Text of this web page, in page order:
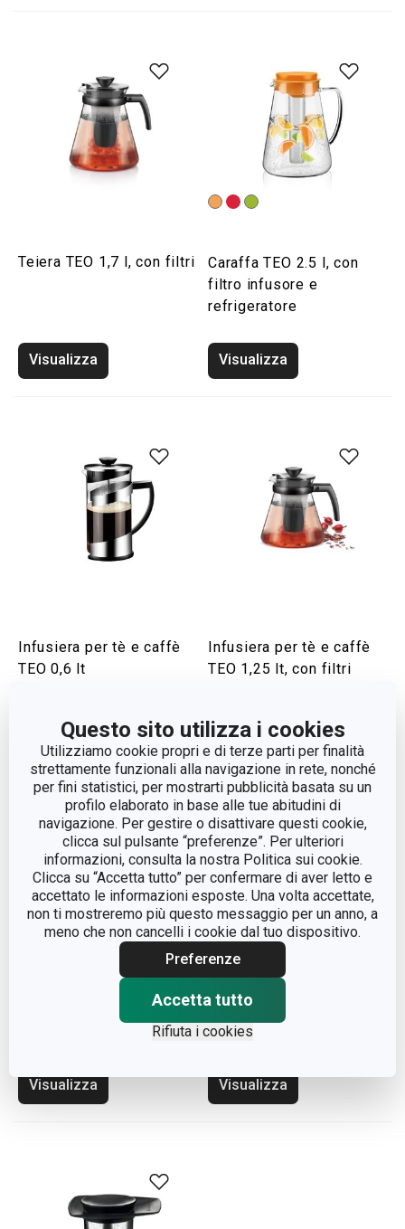
Questo sito utilizza i cookies
Utilizziamo cookie propri e di terze parti per finalità
strettamente funzionali alla navigazione in rete, nonché
per fini statistici, per mostrarti pubblicità basata su un
profilo elaborato in base alle tue abitudini di
navigazione. Per gestire o disattivare questi cookie,
clicca sul pulsante “preferenze”. Per ulteriori
informazioni, consulta la nostra Politica sui cookie.
Clicca su “Accetta tutto” per confermare di aver letto e
accettato le informazioni esposte. Una volta accettate,
non ti mostreremo più questo messaggio per un anno, a
meno che non cancelli i cookie dal tuo dispositivo.
Preferenze
Accetta tutto
Rifiuta i cookies
Teiera TEO 1,7 l, con filtri
Visualizza
Caraffa TEO 2.5 l, con
filtro infusore e
refrigeratore
Visualizza
Infusiera per tè e caffè
TEO 0,6 lt
Visualizza
Infusiera per tè e caffè
TEO 1,25 lt, con filtri
Visualizza
Visualizza
Caraffa da frigorifero
TEO 1.0 l
Visualizza